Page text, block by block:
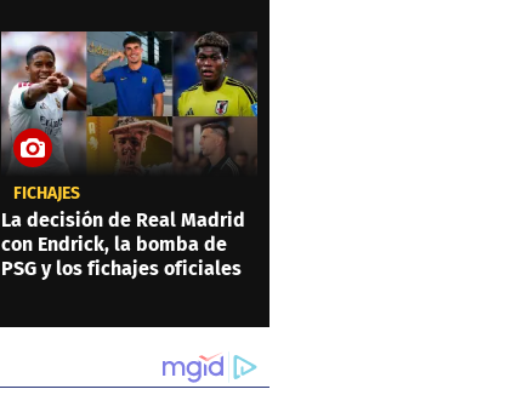
FICHAJES
La decisión de Real Madrid
con Endrick, la bomba de
PSG y los fichajes oficiales